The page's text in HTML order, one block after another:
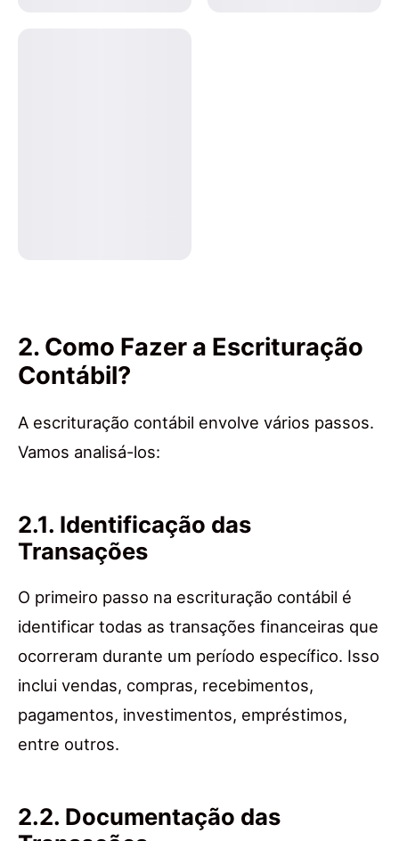
2. Como Fazer a Escrituração
Contábil?
A escrituração contábil envolve vários passos.
Vamos analisá-los:
2.1. Identificação das
Transações
O primeiro passo na escrituração contábil é
identificar todas as transações financeiras que
ocorreram durante um período específico. Isso
inclui vendas, compras, recebimentos,
pagamentos, investimentos, empréstimos,
entre outros.
2.2. Documentação das